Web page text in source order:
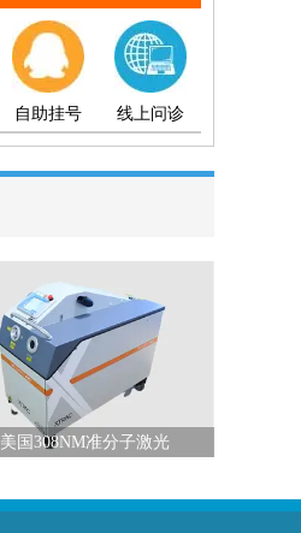
自助挂号 线上问诊
美国308NM准分子激光